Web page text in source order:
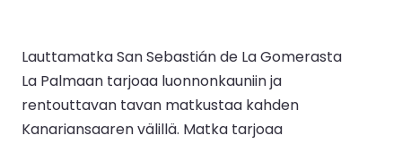
Lauttamatka San Sebastián de La Gomerasta
La Palmaan tarjoaa luonnonkauniin ja
rentouttavan tavan matkustaa kahden
Kanariansaaren välillä. Matka tarjoaa